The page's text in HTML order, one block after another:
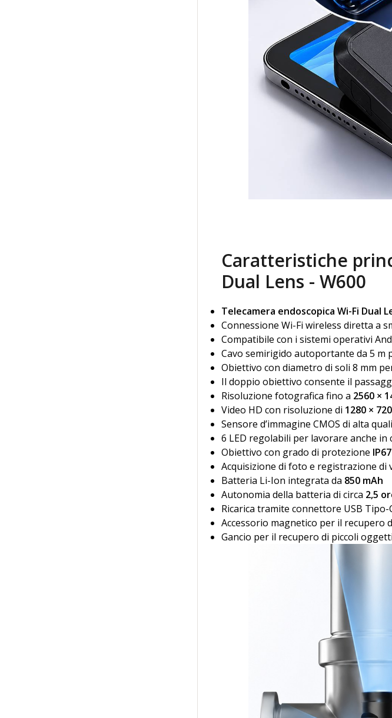
Caratteristiche
Dual Lens - W600
Telecamera endoscopica Wi-Fi Dual
Connessione Wi-Fi wireless diretta a
Compatibile con i sistemi operativi
Cavo semirigido autoportante da 5 m
Obiettivo con diametro di soli 8 mm
Il doppio obiettivo consente il
Risoluzione fotografica fino a 2560 ×
Video HD con risoluzione di 1280 ×
Sensore d’immagine CMOS di alta
6 LED regolabili per lavorare anche
Obiettivo con grado di protezione IP67
Acquisizione di foto e registrazione
Batteria Li-Ion integrata da 850 mAh
Autonomia della batteria di circa 2,5
Ricarica tramite connettore USB Tipo-
Accessorio magnetico per il recupero
Gancio per il recupero di piccoli oggetti